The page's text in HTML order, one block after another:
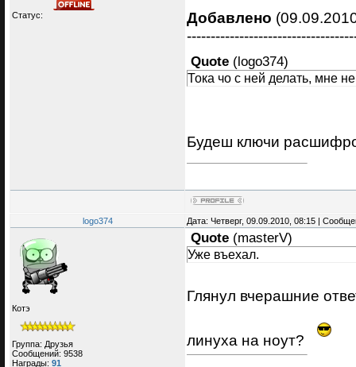
Статус:
Добавлено
Quote (logo374)
Тока чо с ней делать, мне
Будеш ключи
logo374 Дата: Четверг, 09.09.2010, 08:15 |
Котэ
Группа: Друзья
Сообщений: 9538
Награды: 91
Quote (masterV)
Уже въехал.
Глянул вчерашние
линуха на ноут?